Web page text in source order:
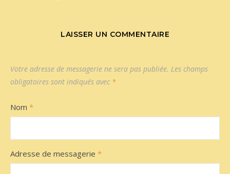
LAISSER UN COMMENTAIRE
Votre adresse de messagerie ne sera pas publiée. Les champs
obligatoires sont indiqués avec *
Nom *
Adresse de messagerie *